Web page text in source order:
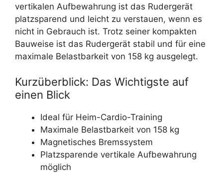
vertikalen Aufbewahrung ist das Rudergerät
platzsparend und leicht zu verstauen, wenn es
nicht in Gebrauch ist. Trotz seiner kompakten
Bauweise ist das Rudergerät stabil und für eine
maximale Belastbarkeit von 158 kg ausgelegt.
Kurzüberblick: Das Wichtigste auf
einen Blick
Ideal für Heim-Cardio-Training
Maximale Belastbarkeit von 158 kg
Magnetisches Bremssystem
Platzsparende vertikale Aufbewahrung
möglich